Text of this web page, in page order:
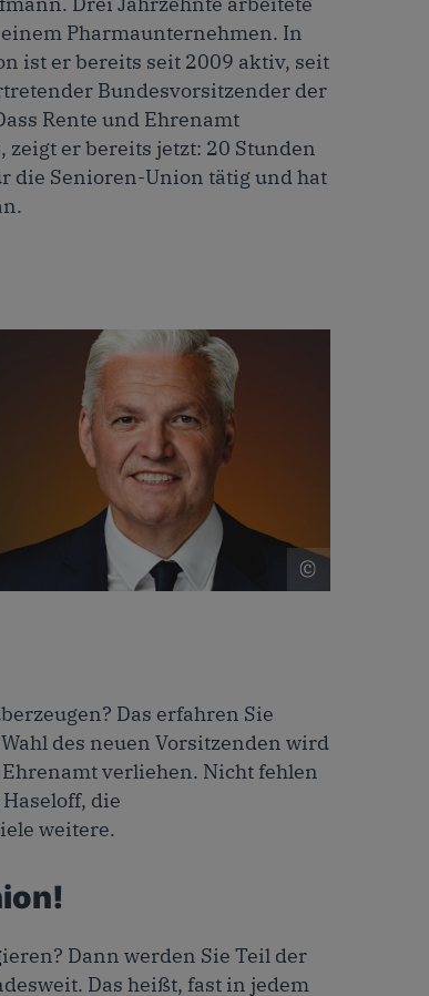
Pharmaunternehmen. In
ist er bereits seit 2009 aktiv, seit
Bundesvorsitzender der
Rente und Ehrenamt
zeigt er bereits jetzt: 20 Stunden
die Senioren-Union tätig und hat
Das erfahren Sie
des neuen Vorsitzenden wird
verliehen. Nicht fehlen
die
weitere.
Dann werden Sie Teil der
Das heißt, fast in jedem